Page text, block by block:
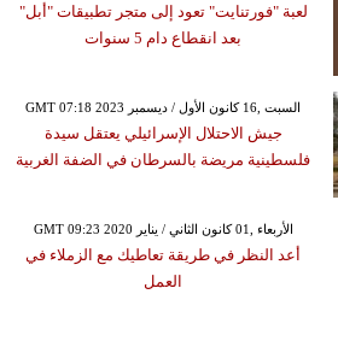
لعبة "فورتنايت" تعود إلى متجر تطبيقات "أبل"
بعد انقطاع دام 5 سنوات
GMT 07:18 2023 السبت ,16 كانون الأول / ديسمبر
جيش الاحتلال الإسرائيلي يعتقل سيدة
فلسطينية مريضة بالسرطان في الضفة الغربية
GMT 09:23 2020 الأربعاء ,01 كانون الثاني / يناير
أعد النظر في طريقة تعاطيك مع الزملاء في
العمل